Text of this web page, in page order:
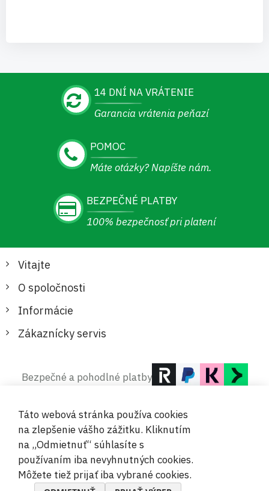
14 DNÍ NA VRÁTENIE
Garancia vrátenia peňazí
POMOC
Máte otázky? Napíšte nám.
BEZPEČNÉ PLATBY
100% bezpečnosť pri platení
Vitajte
O spoločnosti
Informácie
Zákaznícky servis
Bezpečné a pohodlné platby
© 2019-2026 Megamix s.r.o.
Táto webová stránka používa cookies
na zlepšenie vášho zážitku. Kliknutím
na „Odmietnuť“ súhlasíte s
používaním iba nevyhnutných cookies.
Môžete tiež prijať iba vybrané cookies.